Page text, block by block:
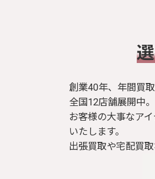
創業40年、年間買
全国12店舗展開中。
お客様の大事なア
いたします。
出張買取や宅配買